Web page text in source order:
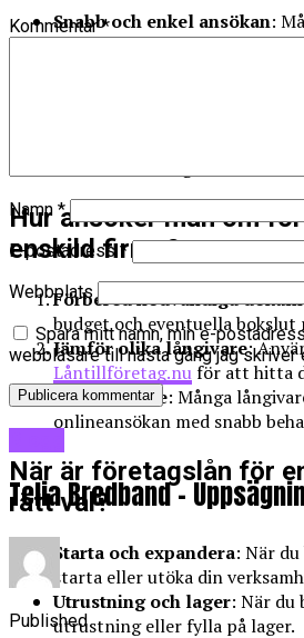
Snabb och enkel ansökan:
en smidig onlineansökan som
: Välj
:
Hur ansöker man om
enskild firma?
Förbered nödvändiga
budget och eventuella bokslut
Jämför olika långivare:
Låntillföretag.nuför att hitta
Ansök online: Många
onlineansökan med snabb
När är företagslån för
rätt val?
Starta och expandera: När
starta eller utöka din
Utrustning och lager: När du
utrustning eller fylla på lager.
Kommentar*
Namn *
E-postadress *
Webbplats
Spara mitt namn, min e-
webbläsare till nästa gång jag skriver
Telia Bredband –
Published